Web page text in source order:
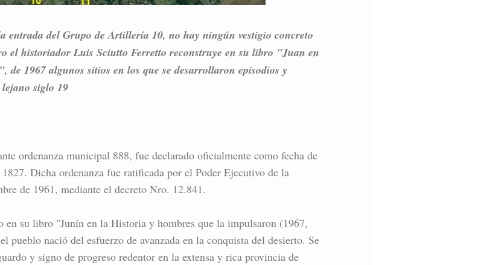
entrada del Grupo de Artillería 10, no hay ningún vestigio concreto
el historiador Luis Sciutto Ferretto reconstruye en su libro "Juan en
1967 algunos sitios en los que se desarrollaron episodios y
siglo 19
ordenanza municipal 888, fue declarado oficialmente como fecha de
Dicha ordenanza fue ratificada por el Poder Ejecutivo de la
de 1961, mediante el decreto Nro. 12.841.
su libro "Junín en la Historia y hombres que la impulsaron (1967,
nació del esfuerzo de avanzada en la conquista del desierto. Se
y signo de progreso redentor en la extensa y rica provincia de